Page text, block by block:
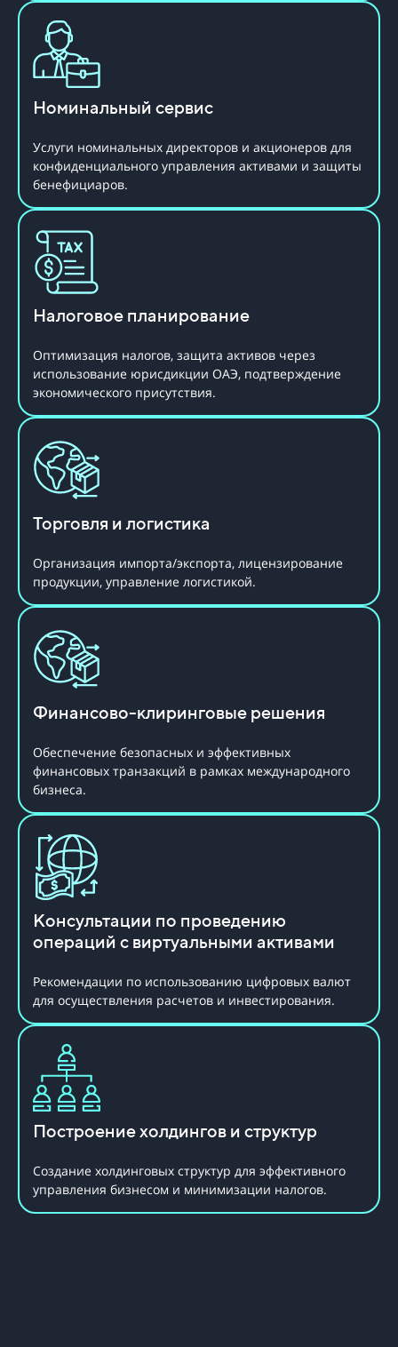
Номинальный сервис
Услуги номинальных директоров и акционеров для
конфиденциального управления активами и защиты
бенефициаров.
Налоговое планирование
Оптимизация налогов, защита активов через
использование юрисдикции ОАЭ, подтверждение
экономического присутствия.
Торговля и логистика
Организация импорта/экспорта, лицензирование
продукции, управление логистикой.
Финансово-клиринговые решения
Обеспечение безопасных и эффективных
финансовых транзакций в рамках международного
бизнеса.
Консультации по проведению
операций с виртуальными активами
Рекомендации по использованию цифровых валют
для осуществления расчетов и инвестирования.
Построение холдингов и структур
Создание холдинговых структур для эффективного
управления бизнесом и минимизации налогов.